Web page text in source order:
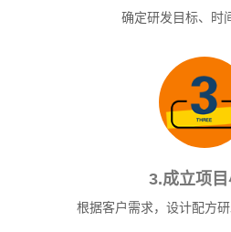
确定研发目标、时
3.成立项
根据客户需求，设计配方